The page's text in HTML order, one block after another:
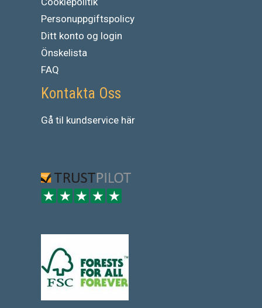
Personuppgiftspolicy
Ditt konto og login
Önskelista
FAQ
Kontakta Oss
Gå til kundservice här